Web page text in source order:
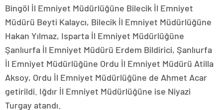
Bingöl İl Emniyet Müdürlüğüne Bilecik İl Emniyet
Müdürü Beyti Kalaycı, Bilecik İl Emniyet Müdürlüğüne
Hakan Yılmaz, Isparta İl Emniyet Müdürlüğüne
Şanlıurfa İl Emniyet Müdürü Erdem Bildirici, Şanlıurfa
İl Emniyet Müdürlüğüne Ordu İl Emniyet Müdürü Atilla
Aksoy, Ordu İl Emniyet Müdürlüğüne de Ahmet Acar
getirildi. Iğdır İl Emniyet Müdürlüğüne ise Niyazi
Turgay atandı.